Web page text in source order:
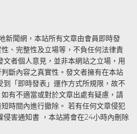
新聞網，本站所有文章由會員即時發
、完整性及立場等，不負任何法律責
者個人意見，並非本網站之立場，用
斷內容之真實性。發文者擁有在本站
到「即時發表」運作方式所規限，故不
有不適當或對於文章出處有疑慮，請
時間內進行撤除。 若有任何文章侵犯
侵害通知書 ，本站將會在24小時內刪除